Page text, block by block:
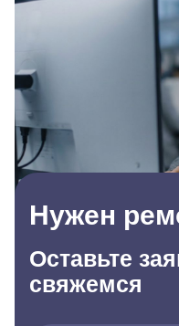
Нужен
Оставьте
свяжемся